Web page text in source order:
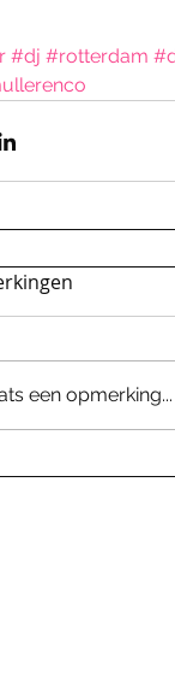
#dj #rotterdam
een opmerking...